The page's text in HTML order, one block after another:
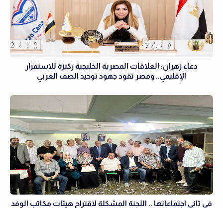
دعاء زهران: العلاقات المصرية الخليجية ركيزة للاستقرار
الإقليمي.. ومصر تقود جهود توحيد الصف العربي
في ثاني اجتماعاتها .. اللجنة المشكلة لاقتراح هيئات مكاتب الوفد